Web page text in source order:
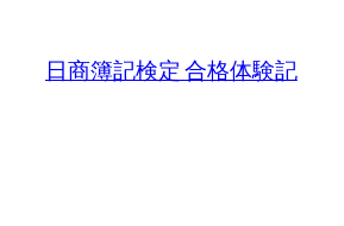
日商簿記検定 合格体験記